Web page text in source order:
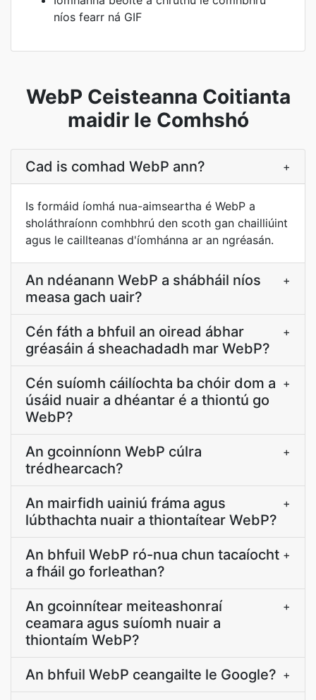
níos fearr ná GIF
WebP Ceisteanna Coitianta
maidir le Comhshó
Cad is comhad WebP ann? +
Is formáid íomhá nua-aimseartha é WebP a
sholáthraíonn comhbhrú den scoth gan chailliúint
agus le caillteanas d'íomhánna ar an ngréasán.
An ndéanann WebP a shábháil níos
measa gach uair?
+
Cén fáth a bhfuil an oiread ábhar
gréasáin á sheachadadh mar WebP?
+
Cén suíomh cáilíochta ba chóir dom a
úsáid nuair a dhéantar é a thiontú go
WebP?
+
An gcoinníonn WebP cúlra
trédhearcach?
+
An mairfidh uainiú fráma agus
lúbthachta nuair a thiontaítear WebP?
+
An bhfuil WebP ró-nua chun tacaíocht
a fháil go forleathan?
+
An gcoinnítear meiteashonraí
ceamara agus suíomh nuair a
thiontaím WebP?
+
An bhfuil WebP ceangailte le Google? +